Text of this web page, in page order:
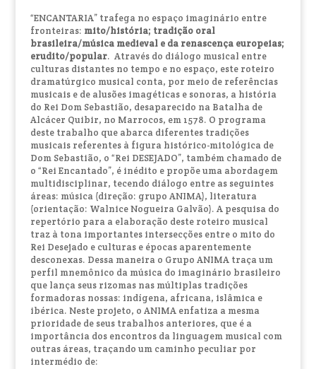
“ENCANTARIA” trafega no espaço imaginário entre
fronteiras: mito/história; tradição oral
brasileira/música medieval e da renascença europeias;
erudito/popular. Através do diálogo musical entre
culturas distantes no tempo e no espaço, este roteiro
dramatúrgico musical conta, por meio de referências
musicais e de alusões imagéticas e sonoras, a história
do Rei Dom Sebastião, desaparecido na Batalha de
Alcácer Quibir, no Marrocos, em 1578. O programa
deste trabalho que abarca diferentes tradições
musicais referentes à figura histórico-mitológica de
Dom Sebastião, o “Rei DESEJADO”, também chamado de
o “Rei Encantado”, é inédito e propõe uma abordagem
multidisciplinar, tecendo diálogo entre as seguintes
áreas: música (direção: grupo ANIMA), literatura
(orientação: Walnice Nogueira Galvão). A pesquisa do
repertório para a elaboração deste roteiro musical
traz à tona importantes intersecções entre o mito do
Rei Desejado e culturas e épocas aparentemente
desconexas. Dessa maneira o Grupo ANIMA traça um
perfil mnemônico da música do imaginário brasileiro
que lança seus rizomas nas múltiplas tradições
formadoras nossas: indígena, africana, islâmica e
ibérica. Neste projeto, o ANIMA enfatiza a mesma
prioridade de seus trabalhos anteriores, que é a
importância dos encontros da linguagem musical com
outras áreas, traçando um caminho peculiar por
intermédio de: